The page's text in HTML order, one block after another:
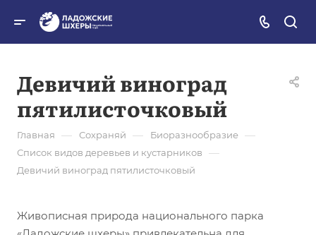
Девичий виноград
пятилисточковый
Главная — Сохраняй — Биоразнообразие —
Список видов деревьев и кустарников —
Девичий виноград пятилисточковый
Живописная природа национального парка